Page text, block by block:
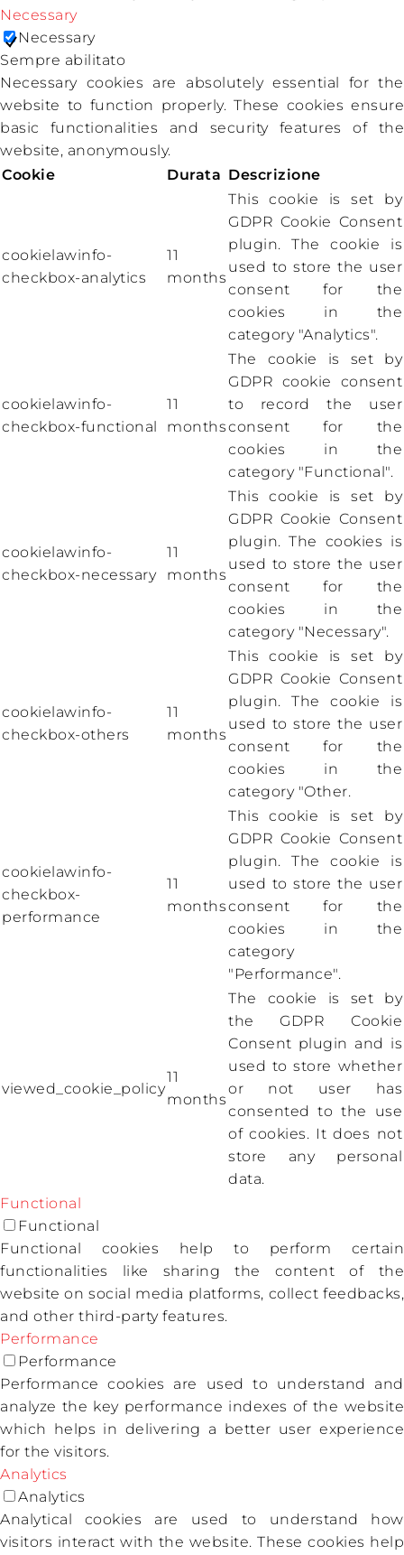
Necessary
Necessary
Sempre abilitato
Necessary cookies are absolutely essential for the
website to function properly. These cookies ensure
basic functionalities and security features of the
website, anonymously.
Cookie
Durata Descrizione
cookielawinfo-
checkbox-analytics
11
months
This cookie is set by
GDPR Cookie Consent
plugin. The cookie is
used to store the user
consent for the
cookies in the
category "Analytics".
cookielawinfo-
checkbox-functional
11
months
The cookie is set by
GDPR cookie consent
to record the user
consent for the
cookies in the
category "Functional".
cookielawinfo-
checkbox-necessary
11
months
This cookie is set by
GDPR Cookie Consent
plugin. The cookies is
used to store the user
consent for the
cookies in the
category "Necessary".
cookielawinfo-
checkbox-others
11
months
This cookie is set by
GDPR Cookie Consent
plugin. The cookie is
used to store the user
consent for the
cookies in the
category "Other.
cookielawinfo-
checkbox-
performance
11
months
This cookie is set by
GDPR Cookie Consent
plugin. The cookie is
used to store the user
consent for the
cookies in the
category
"Performance".
viewed_cookie_policy
11
months
The cookie is set by
the GDPR Cookie
Consent plugin and is
used to store whether
or not user has
consented to the use
of cookies. It does not
store any personal
data.
Functional
Functional
Functional cookies help to perform certain
functionalities like sharing the content of the
website on social media platforms, collect feedbacks,
and other third-party features.
Performance
Performance
Performance cookies are used to understand and
analyze the key performance indexes of the website
which helps in delivering a better user experience
for the visitors.
Analytics
Analytics
Analytical cookies are used to understand how
visitors interact with the website. These cookies help